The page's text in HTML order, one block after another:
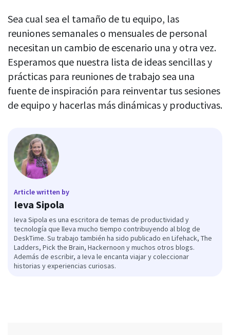
Sea cual sea el tamaño de tu equipo, las
reuniones semanales o mensuales de personal
necesitan un cambio de escenario una y otra vez.
Esperamos que nuestra lista de ideas sencillas y
prácticas para reuniones de trabajo sea una
fuente de inspiración para reinventar tus sesiones
de equipo y hacerlas más dinámicas y productivas.
Article written by
Ieva Sipola
Ieva Sipola es una escritora de temas de productividad y
tecnología que lleva mucho tiempo contribuyendo al blog de
DeskTime. Su trabajo también ha sido publicado en Lifehack, The
Ladders, Pick the Brain, Hackernoon y muchos otros blogs.
Además de escribir, a Ieva le encanta viajar y coleccionar
historias y experiencias curiosas.